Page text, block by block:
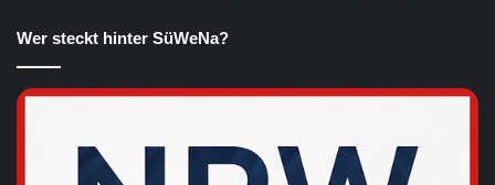
Wer steckt hinter SüWeNa?